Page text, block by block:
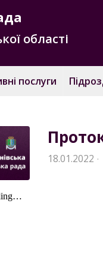
області
послуги
18.01.2022 ·